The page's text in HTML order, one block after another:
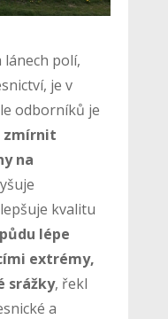
polí,
je v
odborníků je
zmírnit
na
kvalitu
lépe
extrémy,
srážky, řekl
a